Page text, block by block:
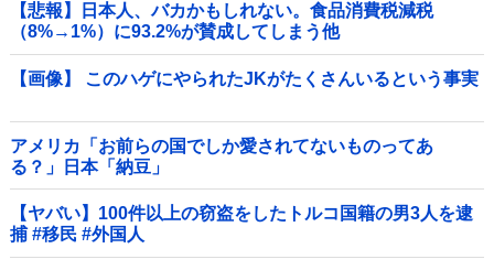
【悲報】日本人、バカかもしれない。食品消費税減税
（8%→1%）に93.2%が賛成してしまう他
【画像】 このハゲにやられたJKがたくさんいるという事実
アメリカ「お前らの国でしか愛されてないものってあ
る？」日本「納豆」
【ヤバい】100件以上の窃盗をしたトルコ国籍の男3人を逮
捕 #移民 #外国人